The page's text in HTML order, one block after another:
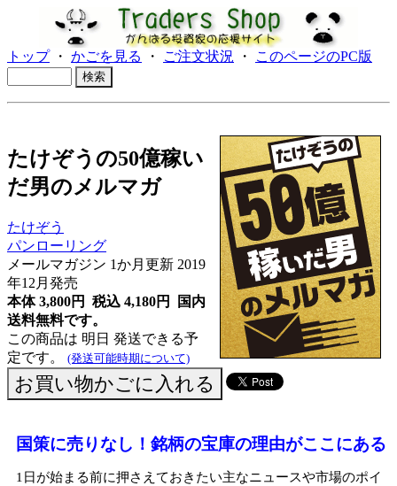
トップ・ かごを見る ・ ご注文状況 ・ このページのPC版
たけぞうの50億稼い
だ男のメルマガ
たけぞう
パンローリング
メールマガジン 1か月更新 2019
年12月発売
本体 3,800円 税込 4,180円
国内
送料無料です。
この商品は 明日 発送できる予
定です。 (発送可能時期について)
国策に売りなし！銘柄の宝庫の理由がここにある
1日が始まる前に押さえておきたい主なニュースや市場のポイ